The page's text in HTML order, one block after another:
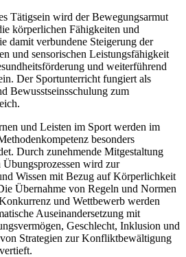
Tätigsein wird der Bewegungsarmut
körperlichen Fähigkeiten und
damit verbundene Steigerung der
und sensorischen Leistungsfähigkeit
und weiterführend
Der Sportunterricht fungiert als
Bewusstseinsschulung zum
und Leisten im Sport werden im
besonders
Durch zunehmende Mitgestaltung
wird zur
Wissen mit Bezug auf Körperlichkeit
Übernahme von Regeln und Normen
und Wettbewerb werden
Auseinandersetzung mit
Geschlecht, Inklusion und
Strategien zur Konfliktbewältigung